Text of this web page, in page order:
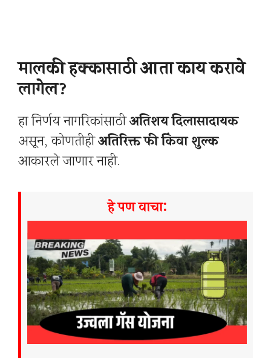
मालकी हक्कासाठी आता काय करावे
लागेल?
हा निर्णय नागरिकांसाठीअतिशय दिलासादायक
असून, कोणतीहीअतिरिक्त फी किंवा शुल्क
आकारले जाणार नाही.
हे पण वाचा: